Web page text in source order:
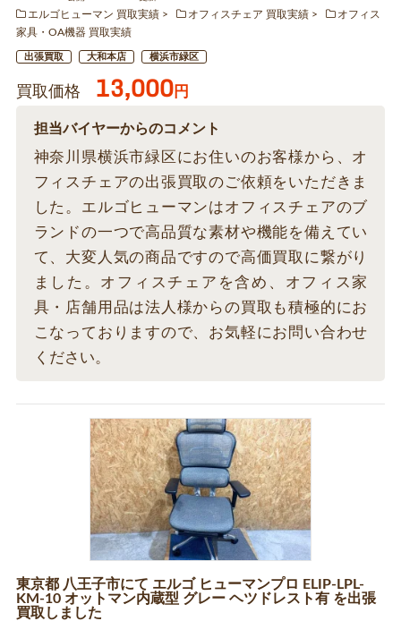
エルゴヒューマン 買取実績
オフィスチェア 買取実績
オフィス
家具・OA機器 買取実績
出張買取 大和本店 横浜市緑区
買取価格 13,000円
担当バイヤーからのコメント
神奈川県横浜市緑区にお住いのお客様から、オ
フィスチェアの出張買取のご依頼をいただきま
した。エルゴヒューマンはオフィスチェアのブ
ランドの一つで高品質な素材や機能を備えてい
て、大変人気の商品ですので高価買取に繋がり
ました。オフィスチェアを含め、オフィス家
具・店舗用品は法人様からの買取も積極的にお
こなっておりますので、お気軽にお問い合わせ
ください。
東京都 八王子市にて エルゴ ヒューマンプロ ELIP-LPL-
KM-10 オットマン内蔵型 グレー ヘツドレスト有 を出張
買取しました